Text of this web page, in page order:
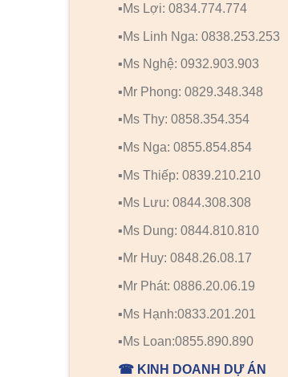
▪️Ms Lợi: 0834.774.774
▪️Ms Linh Nga: 0838.253.253
▪️Ms Nghệ: 0932.903.903
▪️Mr Phong: 0829.348.348
▪️Ms Thy: 0858.354.354
▪️Ms Nga: 0855.854.854
▪️Ms Thiếp: 0839.210.210
▪️Ms Lưu: 0844.308.308
▪️Ms Dung: 0844.810.810
▪️Mr Huy: 0848.26.08.17
▪️Mr Phát: 0886.20.06.19
▪️Ms Hạnh:0833.201.201
▪️Ms Loan:0855.890.890
☎ KINH DOANH DỰ ÁN